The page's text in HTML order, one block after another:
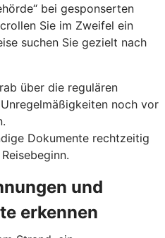
bei gesponserten
Sie im Zweifel ein
suchen Sie gezielt nach
über die regulären
noch vor
Dokumente rechtzeitig
und
erkennen